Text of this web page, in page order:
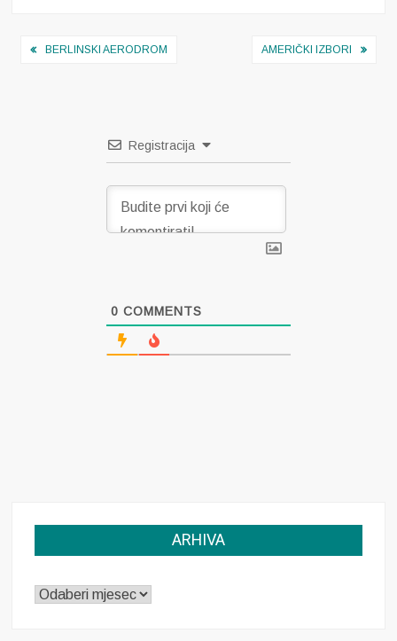
Navigacija
BERLINSKI AERODROM AMERIČKI IZBORI
Registracija
0 COMMENTS
ARHIVA
ARHIVA